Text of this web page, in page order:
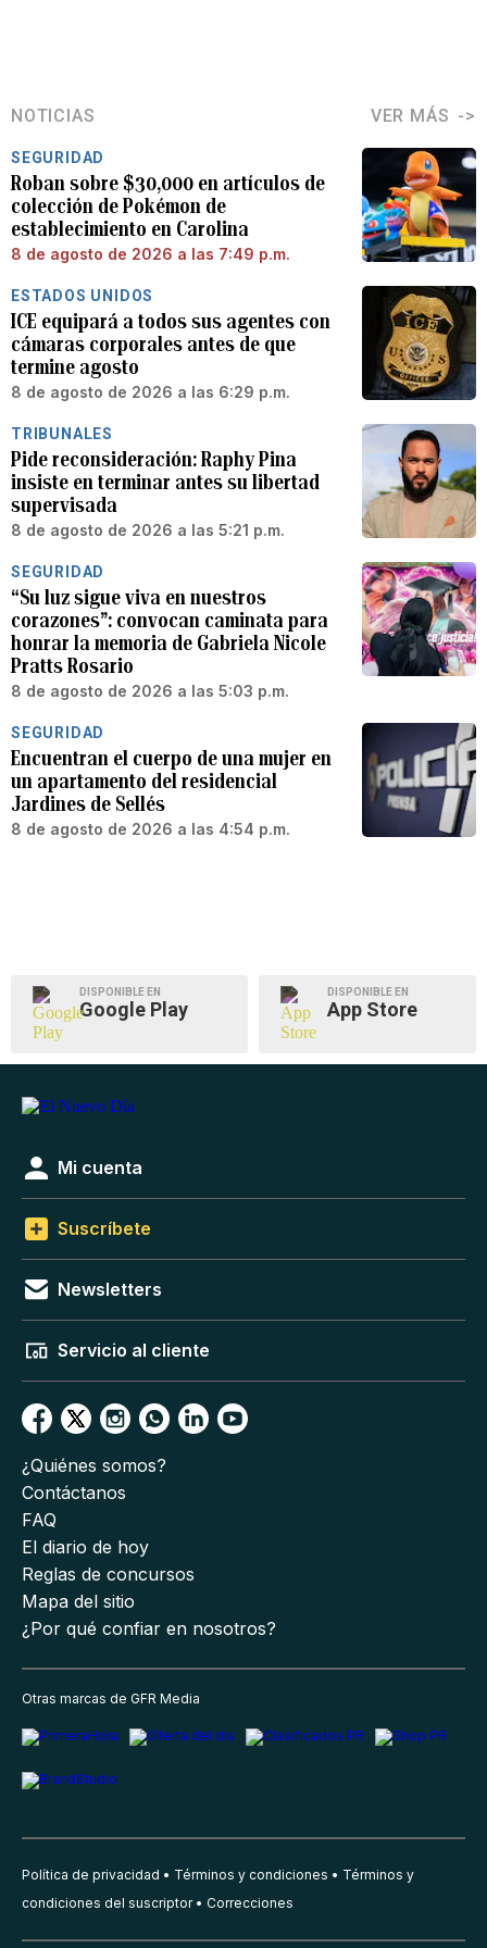
NOTICIAS VER MÁS
SEGURIDAD
Roban sobre $30,000 en artículos de
colección de Pokémon de
establecimiento en Carolina
8 de agosto de 2026 a las 7:49 p.m.
ESTADOS UNIDOS
ICE equipará a todos sus agentes con
cámaras corporales antes de que
termine agosto
8 de agosto de 2026 a las 6:29 p.m.
TRIBUNALES
Pide reconsideración: Raphy Pina
insiste en terminar antes su libertad
supervisada
8 de agosto de 2026 a las 5:21 p.m.
SEGURIDAD
“Su luz sigue viva en nuestros
corazones”: convocan caminata para
honrar la memoria de Gabriela Nicole
Pratts Rosario
8 de agosto de 2026 a las 5:03 p.m.
SEGURIDAD
Encuentran el cuerpo de una mujer en
un apartamento del residencial
Jardines de Sellés
8 de agosto de 2026 a las 4:54 p.m.
DISPONIBLE EN
Google Play
DISPONIBLE EN
App Store
Mi cuenta
Suscríbete
Newsletters
Servicio al cliente
¿Quiénes somos?
Contáctanos
FAQ
El diario de hoy
Reglas de concursos
Mapa del sitio
¿Por qué confiar en nosotros?
Otras marcas de GFR Media
Política de privacidad Términos y condiciones
Términos y
condiciones del suscriptor
Correcciones